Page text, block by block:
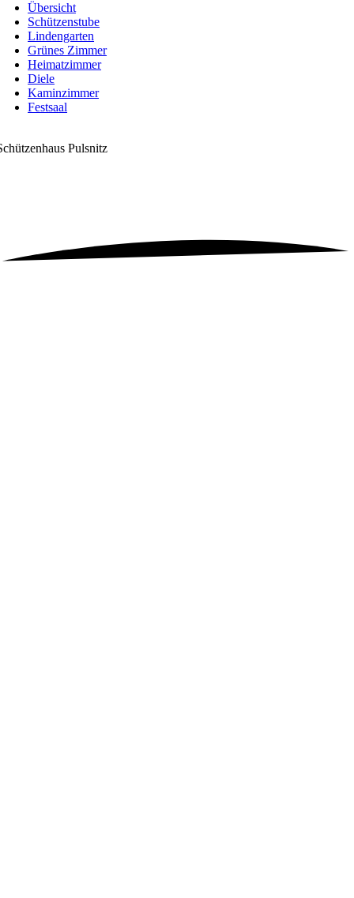
Übersicht
Schützenstube
Lindengarten
Grünes Zimmer
Heimatzimmer
Diele
Kaminzimmer
Festsaal
Pulsnitz